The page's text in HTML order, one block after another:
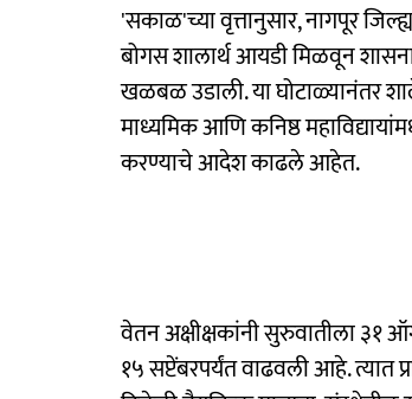
'सकाळ'च्या वृत्तानुसार, नागपूर
बोगस शालार्थ आयडी मिळवून
खळबळ उडाली. या घोटाळ्यानंतर
माध्यमिक आणि कनिष्ठ
करण्याचे आदेश काढले आहेत.
वेतन अक्षीक्षकांनी सुरुवातीला ३१
१५ सप्टेंबरपर्यंत वाढवली आहे. त्यात